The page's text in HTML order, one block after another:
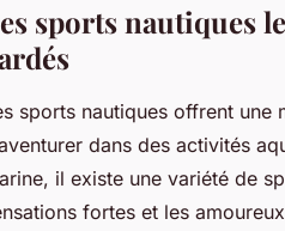
sports nautiques
sports nautiques offrent
dans des activités
il existe une variété de
fortes et les